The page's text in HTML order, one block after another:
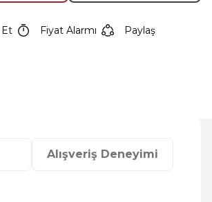
Et Fiyat Alarmı
Paylaş
Alışveriş Deneyimi